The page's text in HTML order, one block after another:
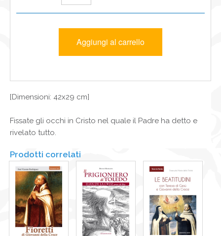
[Dimensioni: 42x29 cm]
Fissate gli occhi in Cristo nel quale il Padre ha detto e
rivelato tutto.
Prodotti correlati